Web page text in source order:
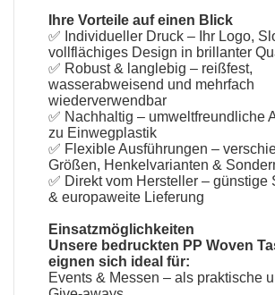
Ihre Vorteile auf einen Blick
✅ Individueller Druck – Ihr Logo,
vollflächiges Design in brillanter
✅ Robust & langlebig – reißfest,
wasserabweisend und mehrfach
wiederverwendbar
✅ Nachhaltig – umweltfreundliche
zu Einwegplastik
✅ Flexible Ausführungen –
Größen, Henkelvarianten &
✅ Direkt vom Hersteller – günstige
& europaweite Lieferung
Einsatzmöglichkeiten
Unsere bedruckten PP Woven
eignen sich ideal für:
Events & Messen – als praktische